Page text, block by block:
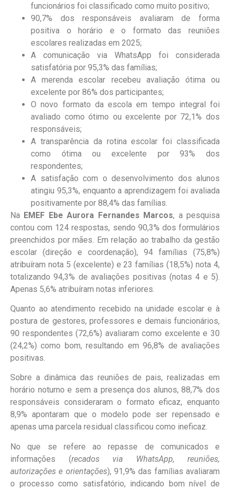
funcionários foi classificado como muito positivo;
90,7% dos responsáveis avaliaram de forma
positiva o horário e o formato das reuniões
escolares realizadas em 2025;
A comunicação via WhatsApp foi considerada
satisfatória por 95,3% das famílias;
A merenda escolar recebeu avaliação ótima ou
excelente por 86% dos participantes;
O novo formato da escola em tempo integral foi
avaliado como ótimo ou excelente por 72,1% dos
responsáveis;
A transparência da rotina escolar foi classificada
como ótima ou excelente por 93% dos
respondentes;
A satisfação com o desenvolvimento dos alunos
atingiu 95,3%, enquanto a aprendizagem foi avaliada
positivamente por 88,4% das famílias.
Na EMEF Ebe Aurora Fernandes Marcos, a pesquisa
contou com 124 respostas, sendo 90,3% dos formulários
preenchidos por mães. Em relação ao trabalho da gestão
escolar (direção e coordenação), 94 famílias (75,8%)
atribuíram nota 5 (excelente) e 23 famílias (18,5%) nota 4,
totalizando 94,3% de avaliações positivas (notas 4 e 5).
Apenas 5,6% atribuíram notas inferiores.
Quanto ao atendimento recebido na unidade escolar e à
postura de gestores, professores e demais funcionários,
90 respondentes (72,6%) avaliaram como excelente e 30
(24,2%) como bom, resultando em 96,8% de avaliações
positivas.
Sobre a dinâmica das reuniões de pais, realizadas em
horário noturno e sem a presença dos alunos, 88,7% dos
responsáveis consideraram o formato eficaz, enquanto
8,9% apontaram que o modelo pode ser repensado e
apenas uma parcela residual classificou como ineficaz.
No que se refere ao repasse de comunicados e
informações (recados via WhatsApp, reuniões,
autorizações e orientações), 91,9% das famílias avaliaram
o processo como satisfatório, indicando bom nível de